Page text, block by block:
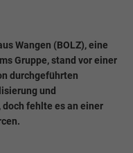
Wangen (BOLZ), eine
Gruppe, stand vor einer
durchgeführten
und
fehlte es an einer